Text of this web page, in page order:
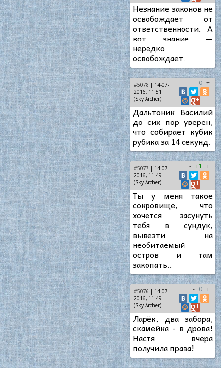
Незнание законов не
освобождает от
ответственности. А
вот знание —
нередко
освобождает.
#5078 | 14-07-
2016, 11:51
(Sky Archer)
- 0 +
Дальтоник Василий
до сих пор уверен,
что собирает кубик
рубика за 14 секунд.
#5077 | 14-07-
2016, 11:49
(Sky Archer)
- +1 +
Ты у меня такое
сокровище, что
хочется засунуть
тебя в сундук,
вывезти на
необитаемый
остров и там
закопать..
#5076 | 14-07-
2016, 11:49
(Sky Archer)
- 0 +
Ларёк, два забора,
скамейка - в дрова!
Настя вчера
получила права!